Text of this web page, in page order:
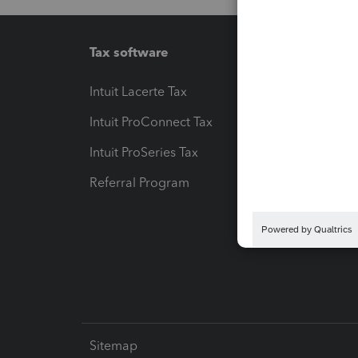
Tax software
Intuit Lacerte Tax
Intuit ProConnect Tax
Intuit ProSeries Tax
Referral Program
Sitemap